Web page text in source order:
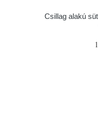
Csillag alakú